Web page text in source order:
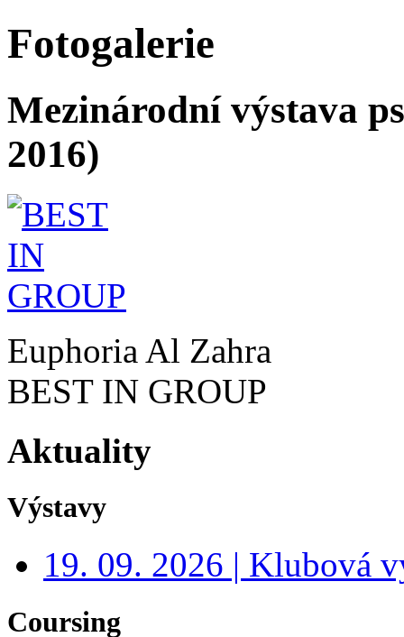
Fotogalerie
Mezinárodní výstava
2016)
Euphoria Al Zahra
BEST IN GROUP
Aktuality
Výstavy
19. 09. 2026 | Klubová
Coursing